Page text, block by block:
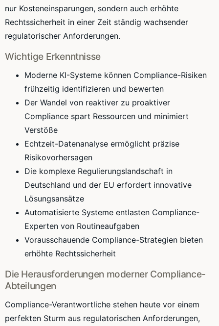
nur Kosteneinsparungen, sondern auch erhöhte
Rechtssicherheit in einer Zeit ständig wachsender
regulatorischer Anforderungen.
Wichtige Erkenntnisse
Moderne KI-Systeme können Compliance-Risiken
frühzeitig identifizieren und bewerten
Der Wandel von reaktiver zu proaktiver
Compliance spart Ressourcen und minimiert
Verstöße
Echtzeit-Datenanalyse ermöglicht präzise
Risikovorhersagen
Die komplexe Regulierungslandschaft in
Deutschland und der EU erfordert innovative
Lösungsansätze
Automatisierte Systeme entlasten Compliance-
Experten von Routineaufgaben
Vorausschauende Compliance-Strategien bieten
erhöhte Rechtssicherheit
Die Herausforderungen moderner Compliance-
Abteilungen
Compliance-Verantwortliche stehen heute vor einem
perfekten Sturm aus regulatorischen Anforderungen,